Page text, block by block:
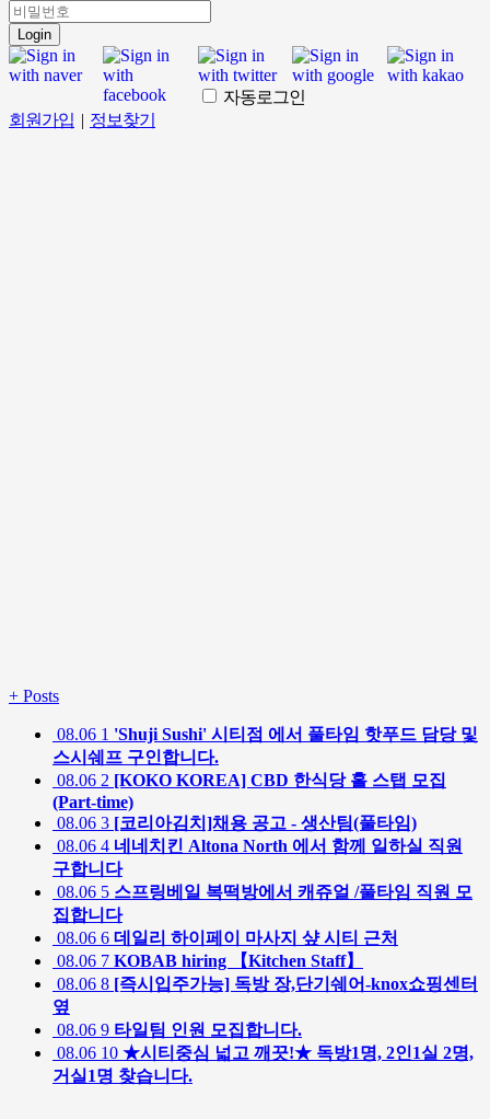
Login
자동로그인
회원가입 | 정보찾기
+ Posts
08.06 1 'Shuji Sushi' 시티점 에서 풀타임 핫푸드 담당 및
스시쉐프 구인합니다.
08.06 2 [KOKO KOREA] CBD 한식당 홀 스탭 모집
(Part-time)
08.06 3 [코리아김치]채용 공고 - 생산팀(풀타임)
08.06 4 네네치킨 Altona North 에서 함께 일하실 직원
구합니다
08.06 5 스프링베일 복떡방에서 캐쥬얼 /풀타임 직원 모
집합니다
08.06 6 데일리 하이페이 마사지 샾 시티 근처
08.06 7 KOBAB hiring 【Kitchen Staff】
08.06 8 [즉시입주가능] 독방 장,단기쉐어-knox쇼핑센터
옆
08.06 9 타일팀 인원 모집합니다.
08.06 10 ★시티중심 넓고 깨끗!★ 독방1명, 2인1실 2명,
거실1명 찾습니다.